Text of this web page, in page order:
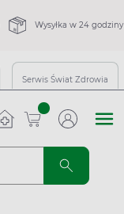
Wysyłka w 24 godziny
Serwis Świat Zdrowia
sztuk